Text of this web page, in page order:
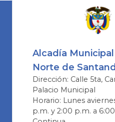
Alcadía
Norte de
Dirección: Calle 5ta,
Palacio Municipal
Horario: Lunes
p.m. y 2:00 p.m. a